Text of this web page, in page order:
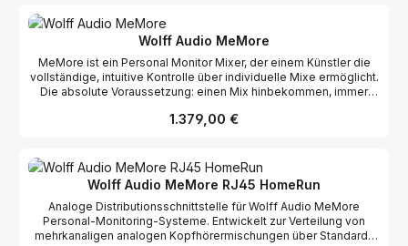
FREQ von dem Early Adopter Terry Lewis. Es verfügt also über
eine ernsthafte Audio-Tradition. Der FREQ besitzt die
wünschenswerten Eigenschaften klassischer Proportional-Q-
EQs mit charakteristischem breiten Q, das sich beim
Anheben/Absenken verengt. Paul ist noch einen Schritt
weitergegangen. Anstatt bei einer Oktave aufzuhören, hat er die
demselben EQ, den Sie für allmähliche breite Anhebungen
Wolff Audio MeMore
MeMore ist ein Personal Monitor Mixer, der einem Künstler die
vollständige, intuitive Kontrolle über individuelle Mixe ermöglicht.
Die absolute Voraussetzung: einen Mix hinbekommen, immer
und keine Bildschirme. Alles befindet sich auf der Vorderseite
Eingänge für umfassende Kanalanzahl. 2 Kopfhörerverstärker mit
separaten Lautstärkereglern und sie sind LAUT! Das eingebaute „
HearMe“ -Mikrofon wird für den Talkback-Kanal und das
einzigartige Raummikrofon-Foldback in den Mix verwendet.
Regulärer Preis:
1.379,00 €
Wolff Audio MeMore RJ45 HomeRun
Analoge Distributionsschnittstelle für Wolff Audio MeMore
Personal-Monitoring-Systeme. Entwickelt zur Verteilung von
mehrkanaligen analogen Kopfhörermischungen über Standard-